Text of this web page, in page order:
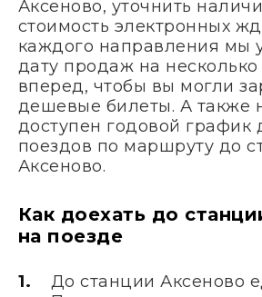
Аксеново, уточнить
стоимость электронных
каждого направления мы
дату продаж на
вперед, чтобы вы могли
дешевые билеты. А также
доступен годовой график
поездов по маршруту до
Аксеново.
Как доехать до
на поезде
До станции Аксеново